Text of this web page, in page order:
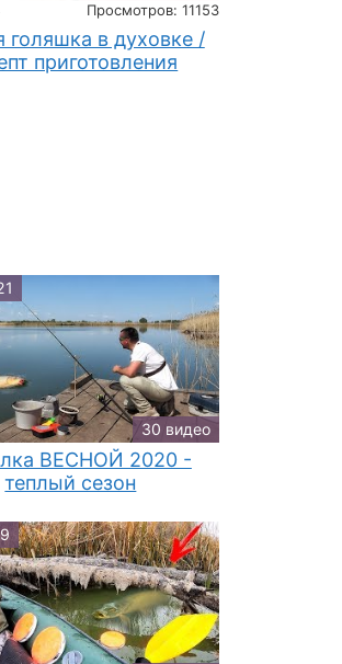
Просмотров: 11153
голяшка в духовке /
приготовления
30 видео
ВЕСНОЙ 2020 -
теплый сезон